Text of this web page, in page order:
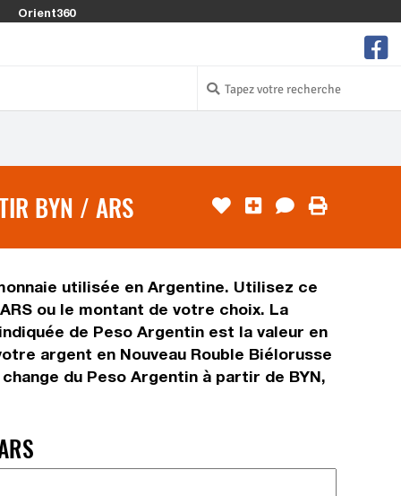
Orient360
BYN / ARS
utilisée en Argentine. Utilisez ce
ou le montant de votre choix. La
de Peso Argentin est la valeur en
argent en Nouveau Rouble Biélorusse
du Peso Argentin à partir de BYN,